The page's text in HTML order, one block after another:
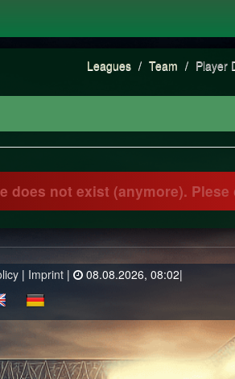
Leagues / Team / Player
does not exist (anymore).
| Imprint| 08.08.2026, 08:02|